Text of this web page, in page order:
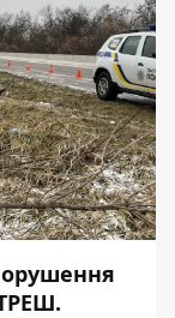
.